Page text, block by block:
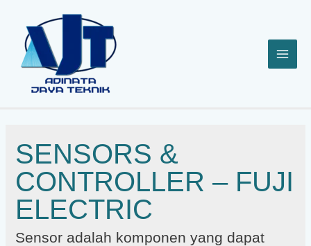
konten
SENSORS &
CONTROLLER – FUJI
ELECTRIC
Sensor adalah komponen yang dapat